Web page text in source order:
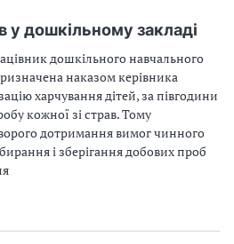
у дошкільному закладі
дошкільного навчального
наказом керівника
харчування дітей, за півгодини
кожної зі страв. Тому
дотримання вимог чинного
і зберігання добових проб